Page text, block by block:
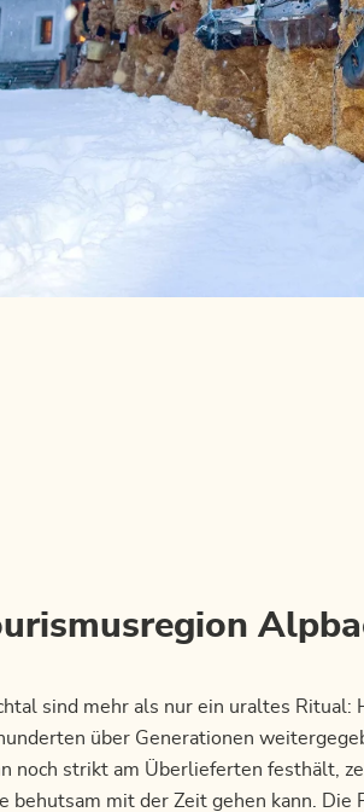
sind mehr als nur ein uraltes Ritual:
über Generationen
noch strikt am Überlieferten festhält,
behutsam mit der Zeit gehen kann. Die